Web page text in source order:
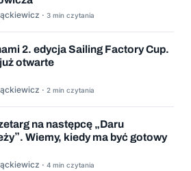
· 3 min czytania
2. edycja Sailing Factory Cup.
otwarte
· 2 min czytania
na następcę „Daru
Wiemy, kiedy ma być gotowy
· 4 min czytania